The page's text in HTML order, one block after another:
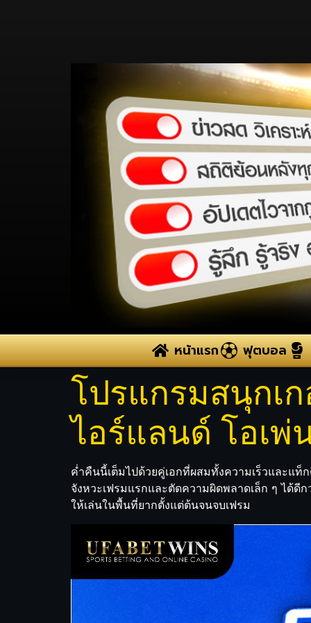
หน้าแรก ฟุตบอล
โปรแกรมสนุกเ
ไอร์แลนด์ โอเพ่
ค่ำคืนนี้เต็มไปด้วยคู่เอกที่ผสมทั้งความเร็วและแ
จังหวะเฟรมแรกและตัดความผิดพลาดเล็ก ๆ ได้
ให้เล่นในพื้นที่ยากตั้งแต่ต้นจนจบเฟรม